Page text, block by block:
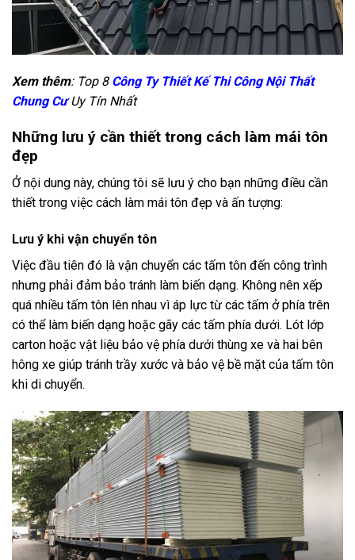
Xem thêm: Top 8 Công Ty Thiết Kế Thi Công Nội Thất
Chung CưUy Tín Nhất
Những lưu ý cần thiết trong cách làm mái tôn
đẹp
Ở nội dung này, chúng tôi sẽ lưu ý cho bạn những điều cần
thiết trong việc cách làm mái tôn đẹp và ấn tượng:
Lưu ý khi vận chuyển tôn
Việc đầu tiên đó là vận chuyển các tấm tôn đến công trình
nhưng phải đảm bảo tránh làm biến dạng. Không nên xếp
quá nhiều tấm tôn lên nhau vì áp lực từ các tấm ở phía trên
có thể làm biến dạng hoặc gãy các tấm phía dưới. Lót lớp
carton hoặc vật liệu bảo vệ phía dưới thùng xe và hai bên
hông xe giúp tránh trầy xước và bảo vệ bề mặt của tấm tôn
khi di chuyển.